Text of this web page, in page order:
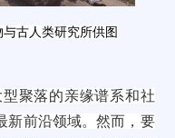
古人类研究所供图
聚落的亲缘谱系和社
新前沿领域。然而，要